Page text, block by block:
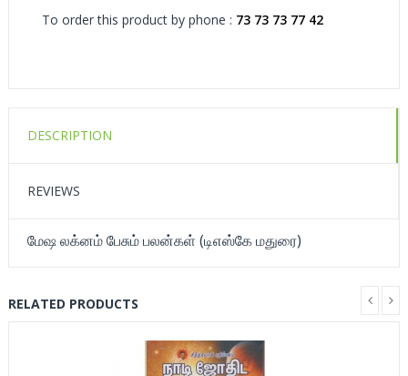
To order this product by phone : 73 73 73 77 42
DESCRIPTION
REVIEWS
மேஷ லக்னம் பேசும் பலன்கள் (டிஎஸ்கே மதுரை)
RELATED PRODUCTS